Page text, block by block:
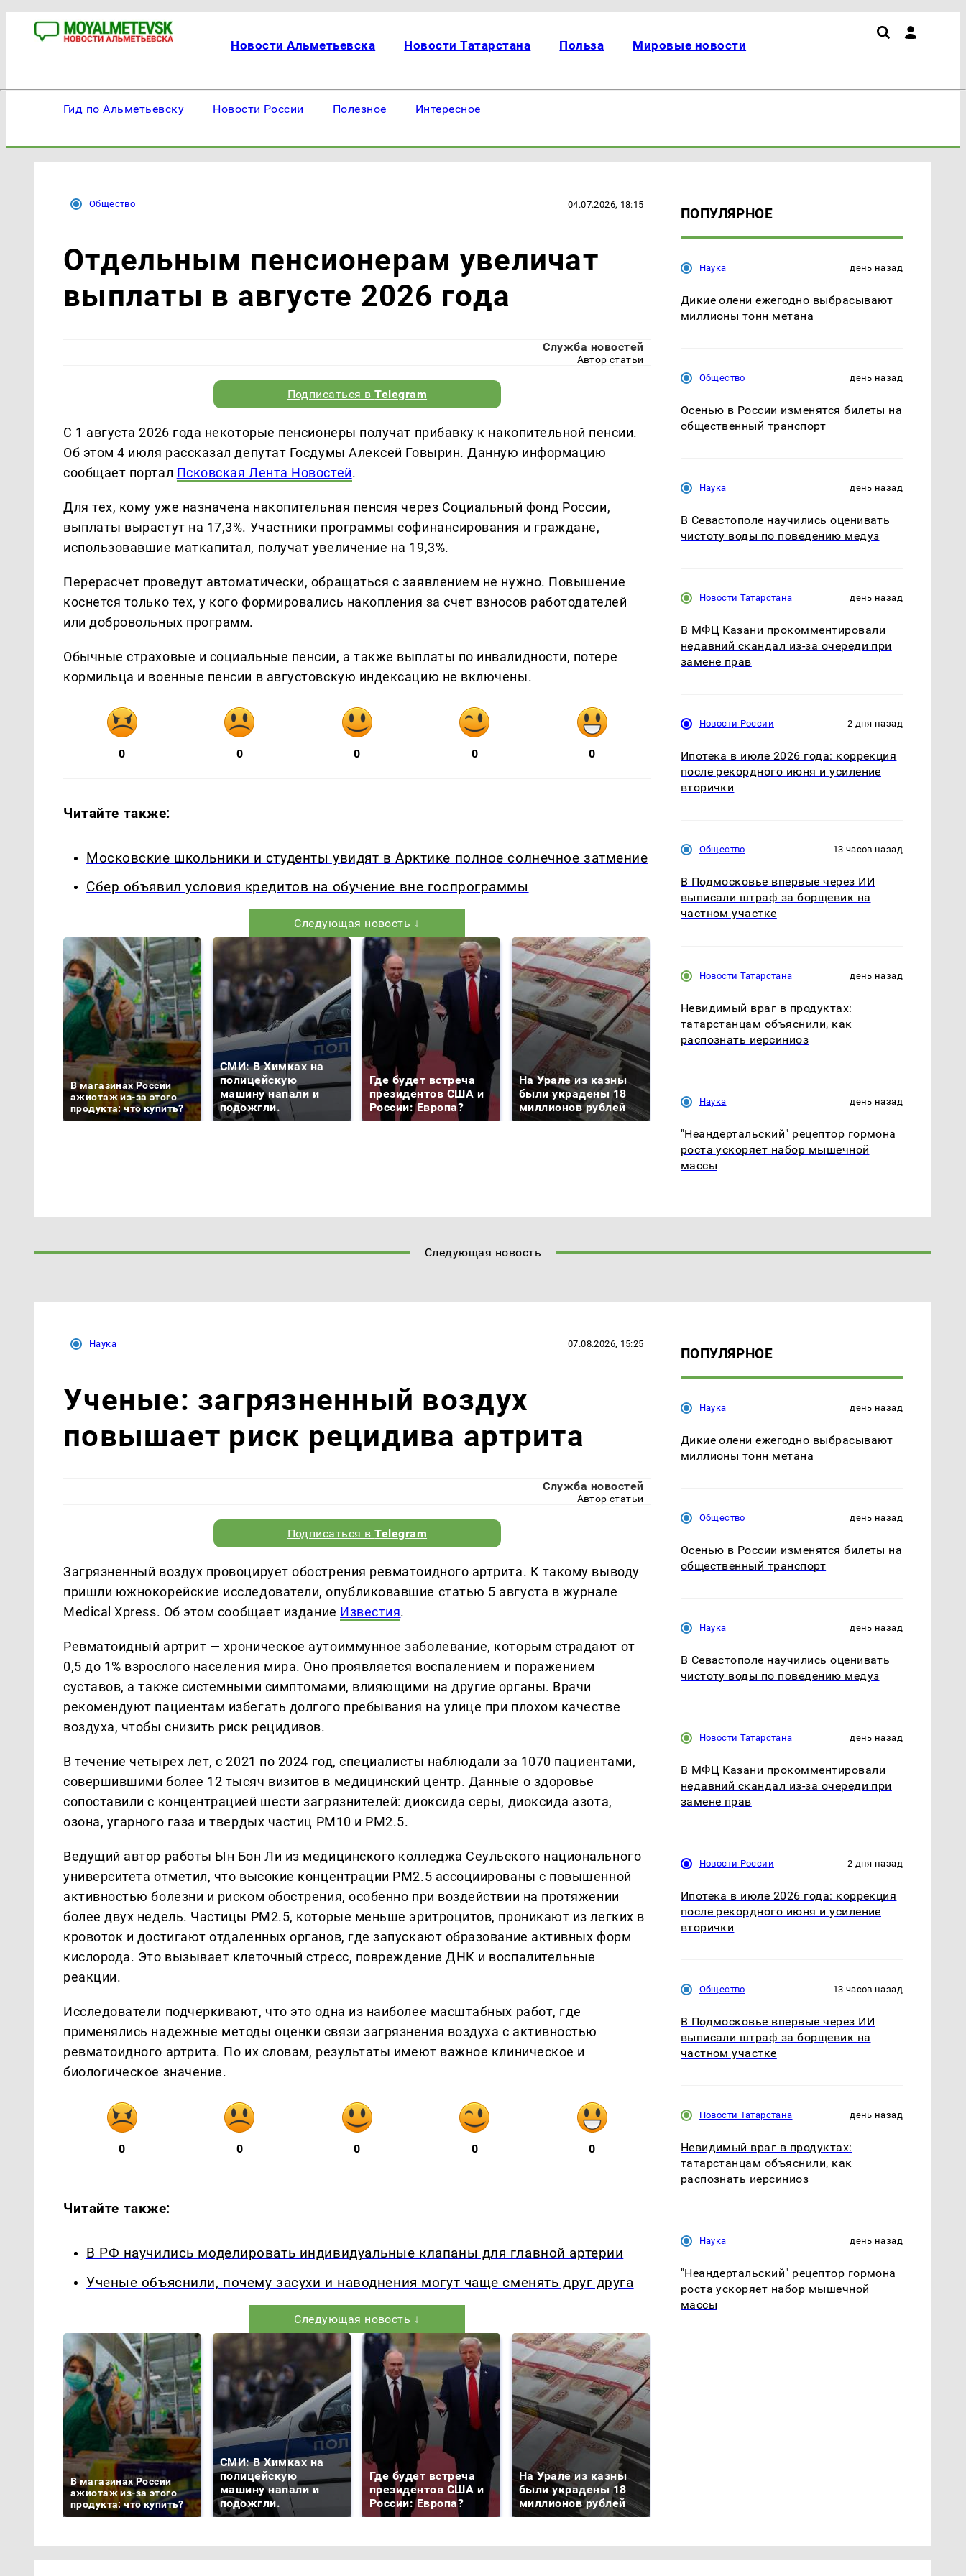
Новости Альметьевска Новости Татарстана Польза Мировые новости
Гид по Альметьевску Новости России Полезное Интересное
Общество 04.07.2026, 18:15
Отдельным пенсионерам увеличат
выплаты в августе 2026 года
Служба новостей
Автор статьи
Подписаться вTelegram
С 1 августа 2026 года некоторые пенсионеры получат прибавку к накопительной пенсии.
Об этом 4 июля рассказал депутат Госдумы Алексей Говырин. Данную информацию
сообщает портал Псковская Лента Новостей.
Для тех, кому уже назначена накопительная пенсия через Социальный фонд России,
выплаты вырастут на 17,3%. Участники программы софинансирования и граждане,
использовавшие маткапитал, получат увеличение на 19,3%.
Перерасчет проведут автоматически, обращаться с заявлением не нужно. Повышение
коснется только тех, у кого формировались накопления за счет взносов работодателей
или добровольных программ.
Обычные страховые и социальные пенсии, а также выплаты по инвалидности, потере
кормильца и военные пенсии в августовскую индексацию не включены.
0 0 0 0 0
Читайте также:
Московские школьники и студенты увидят в Арктике полное солнечное затмение
Сбер объявил условия кредитов на обучение вне госпрограммы
Следующая новость ↓
В магазинах России
ажиотаж из-за этого
продукта: что купить?
СМИ: В Химках на
полицейскую
машину напали и
подожгли.
Где будет встреча
президентов США и
России: Европа?
На Урале из казны
были украдены 18
миллионов рублей
крушение вертолета на
Кавказе: смотреть
ПОПУЛЯРНОЕ
Наука день назад
Дикие олени ежегодно выбрасывают
миллионы тонн метана
Общество день назад
Осенью в России изменятся билеты на
общественный транспорт
Наука день назад
В Севастополе научились оценивать
чистоту воды по поведению медуз
Новости Татарстана день назад
В МФЦ Казани прокомментировали
недавний скандал из-за очереди при
замене прав
Новости России 2 дня назад
Ипотека в июле 2026 года: коррекция
после рекордного июня и усиление
вторички
Общество 13 часов назад
В Подмосковье впервые через ИИ
выписали штраф за борщевик на
частном участке
Новости Татарстана день назад
Невидимый враг в продуктах:
татарстанцам объяснили, как
распознать иерсиниоз
Наука день назад
"Неандертальский" рецептор гормона
роста ускоряет набор мышечной
массы
Следующая новость
Наука 07.08.2026, 15:25
Ученые: загрязненный воздух
повышает риск рецидива артрита
Служба новостей
Автор статьи
Подписаться вTelegram
Загрязненный воздух провоцирует обострения ревматоидного артрита. К такому выводу
пришли южнокорейские исследователи, опубликовавшие статью 5 августа в журнале
Medical Xpress. Об этом сообщает издание Известия.
Ревматоидный артрит — хроническое аутоиммунное заболевание, которым страдают от
0,5 до 1% взрослого населения мира. Оно проявляется воспалением и поражением
суставов, а также системными симптомами, влияющими на другие органы. Врачи
рекомендуют пациентам избегать долгого пребывания на улице при плохом качестве
воздуха, чтобы снизить риск рецидивов.
В течение четырех лет, с 2021 по 2024 год, специалисты наблюдали за 1070 пациентами,
совершившими более 12 тысяч визитов в медицинский центр. Данные о здоровье
сопоставили с концентрацией шести загрязнителей: диоксида серы, диоксида азота,
озона, угарного газа и твердых частиц PM10 и PM2.5.
Ведущий автор работы Ын Бон Ли из медицинского колледжа Сеульского национального
университета отметил, что высокие концентрации PM2.5 ассоциированы с повышенной
активностью болезни и риском обострения, особенно при воздействии на протяжении
более двух недель. Частицы PM2.5, которые меньше эритроцитов, проникают из легких в
кровоток и достигают отдаленных органов, где запускают образование активных форм
кислорода. Это вызывает клеточный стресс, повреждение ДНК и воспалительные
реакции.
Исследователи подчеркивают, что это одна из наиболее масштабных работ, где
применялись надежные методы оценки связи загрязнения воздуха с активностью
ревматоидного артрита. По их словам, результаты имеют важное клиническое и
биологическое значение.
0 0 0 0 0
Читайте также:
В РФ научились моделировать индивидуальные клапаны для главной артерии
Ученые объяснили, почему засухи и наводнения могут чаще сменять друг друга
Следующая новость ↓
В магазинах России
ажиотаж из-за этого
продукта: что купить?
СМИ: В Химках на
полицейскую
машину напали и
подожгли.
Где будет встреча
президентов США и
России: Европа?
На Урале из казны
были украдены 18
миллионов рублей
ПОПУЛЯРНОЕ
Наука день назад
Дикие олени ежегодно выбрасывают
миллионы тонн метана
Общество день назад
Осенью в России изменятся билеты на
общественный транспорт
Наука день назад
В Севастополе научились оценивать
чистоту воды по поведению медуз
Новости Татарстана день назад
В МФЦ Казани прокомментировали
недавний скандал из-за очереди при
замене прав
Новости России 2 дня назад
Ипотека в июле 2026 года: коррекция
после рекордного июня и усиление
вторички
Общество 13 часов назад
В Подмосковье впервые через ИИ
выписали штраф за борщевик на
частном участке
Новости Татарстана день назад
Невидимый враг в продуктах:
татарстанцам объяснили, как
распознать иерсиниоз
Наука день назад
"Неандертальский" рецептор гормона
роста ускоряет набор мышечной
массы